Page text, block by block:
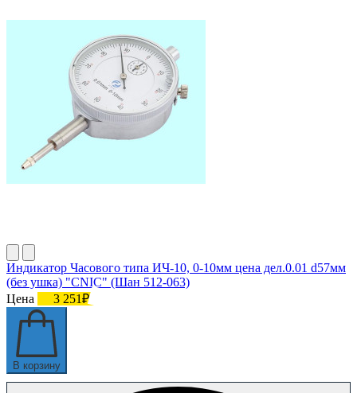
Индикатор Часового типа ИЧ-10, 0-10мм цена дел.0.01 d57мм
(без ушка) "CNIC" (Шан 512-063)
Цена
3 251₽
В корзину